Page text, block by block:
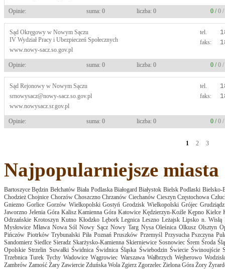
Opinie: suma: 0 liczba: 0 0 /0 /
Sąd Okręgowy w Nowym Sączu
IV Wydział Pracy i Ubezpieczeń Społecznych
www.nowy-sacz.so.gov.pl
tel.
faks:
Opinie: suma: 0 liczba: 0 0 /0 /
Sąd Rejonowy w Nowym Sączu
srnowysacz@nowy-sacz.so.gov.pl
www.nowysacz.sr.gov.pl
tel.
faks:
Opinie: suma: 0 liczba: 0 0 /0 /
1 2 3
Najpopularniejsze miasta
Bartoszyce Będzin Bełchatów Biała Podlaska Białogard Białystok Bielsk Podlaski Bielsko-
Chodzież Chojnice Chorzów Choszczno Chrzanów Ciechanów Cieszyn Częstochowa
Gniezno Gorlice Gorzów Wielkopolski Gostyń Grodzisk Wielkopolski Grójec Grudziądz
Jaworzno Jelenia Góra Kalisz Kamienna Góra Katowice Kędzierzyn-Koźle Kępno Kielce
Odrzańskie Krotoszyn Kutno Kłodzko Lębork Legnica Leszno Leżajsk Lipsko n. Wisłą
Mysłowice Mława Nowa Sól Nowy Sącz Nowy Targ Nysa Oleśnica Olkusz Olsztyn
Pińczów Piotrków Trybunalski Piła Poznań Pruszków Przemyśl Przysucha Pszczyna
Sandomierz Siedlce Sieradz Skarżysko-Kamienna Skierniewice Sosnowiec Śrem Środa
Opolskie Strzelin Suwałki Świdnica Świdnica Śląska Świebodzin Świecie Świnoujście
Trzebnica Turek Tychy Wadowice Wągrowiec Warszawa Wałbrzych Wejherowo
Zambrów Zamość Żary Zawiercie Zduńska Wola Zgierz Zgorzelec Zielona Góra Żory